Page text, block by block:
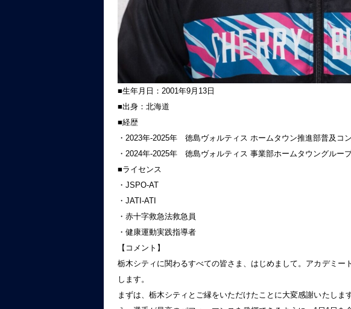
■生年月日：2001年9月13日
■出身：北海道
■経歴
・2023年-2025年 徳島ヴォルティス ホームタウン推進部普及コ
・2024年-2025年 徳島ヴォルティス 事業部ホームタウングルー
■ライセンス
・JSPO-AT
・JATI-ATI
・赤十字救急法救急員
・健康運動実践指導者
【コメント】
栃木シティに関わるすべての皆さま、はじめまして。アカデミー
します。
まずは、栃木シティとご縁をいただけたことに大変感謝いたし